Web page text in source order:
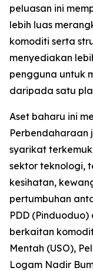
peluasan ini
lebih luas
komoditi serta
menyediakan
pengguna untuk
daripada satu
Aset baharu ini
Perbendaharaan
syarikat
sektor teknologi,
kesihatan,
pertumbuhan
PDD (Pinduoduo)
berkaitan
Mentah (USO),
Logam Nadir